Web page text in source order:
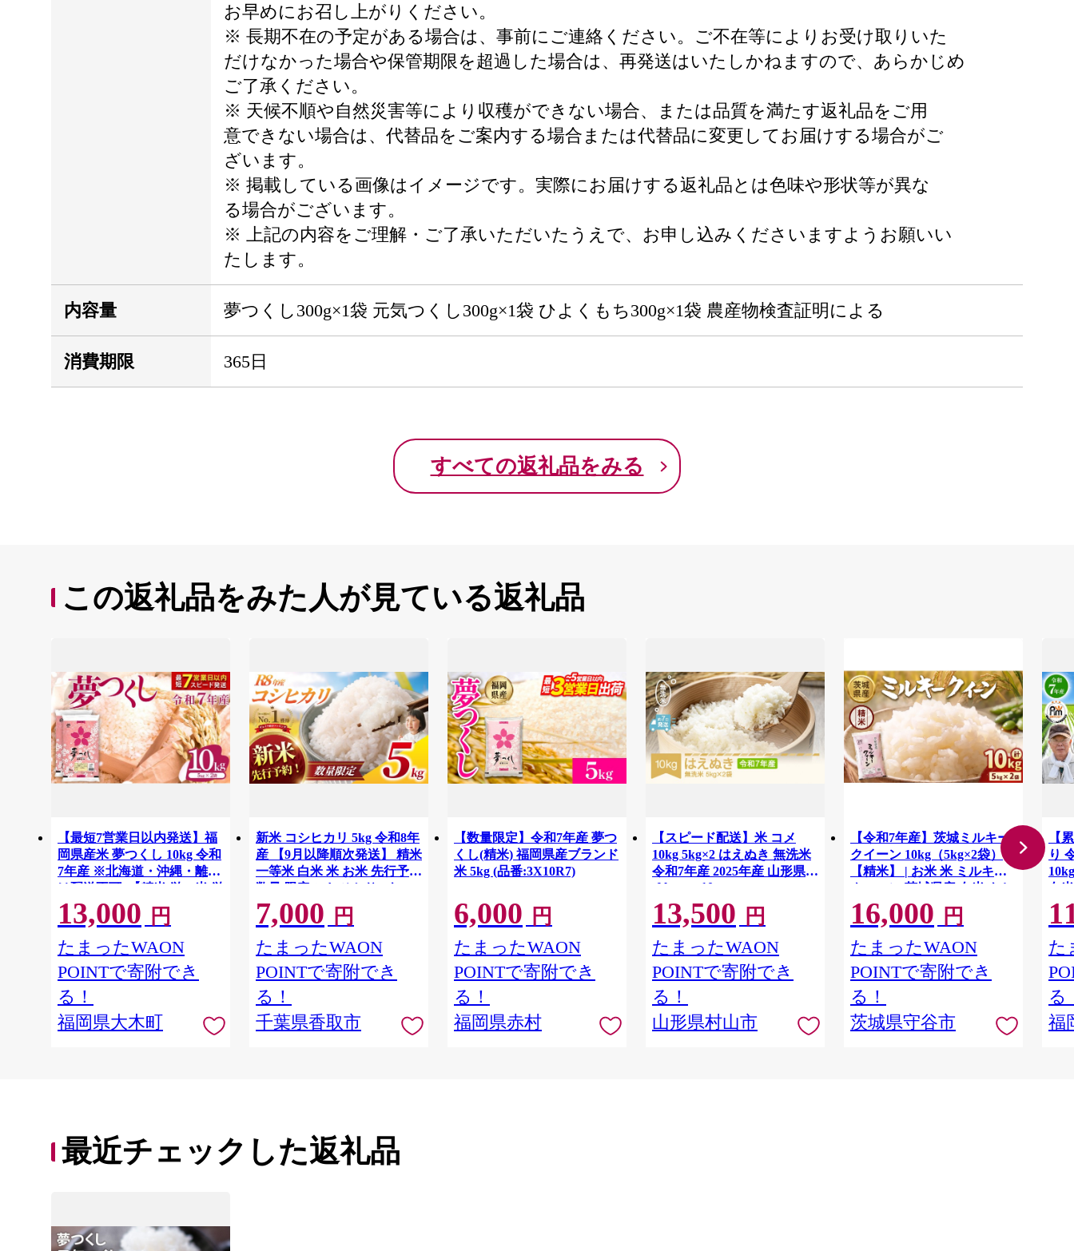
お早めにお召し上がりください。
※ 長期不在の予定がある場合は、事前にご連絡ください。ご不在等によりお受け取りいた
だけなかった場合や保管期限を超過した場合は、再発送はいたしかねますので、あらかじめ
ご了承ください。
※ 天候不順や自然災害等により収穫ができない場合、または品質を満たす返礼品をご用
意できない場合は、代替品をご案内する場合または代替品に変更してお届けする場合がご
ざいます。
※ 掲載している画像はイメージです。実際にお届けする返礼品とは色味や形状等が異な
る場合がございます。
※ 上記の内容をご理解・ご了承いただいたうえで、お申し込みくださいますようお願いい
たします。
内容量 夢つくし300g×1袋 元気つくし300g×1袋 ひよくもち300g×1袋 農産物検査証明による
消費期限 365日
すべての返礼品をみる
この返礼品をみた人が見ている返礼品
【最短7営業日以内発送】福
岡県産米 夢つくし 10kg 令和
7年産 ※北海道・沖縄・離島
は配送不可 |【精米 単一米 単
一原料米 7年産 国産 お米 ブ
ランド米 5kg × 2 ゆめつく
し】CY009_01
13,000 円
たまったWAON
POINTで寄附でき
る！
福岡県大木町
新米 コシヒカリ 5kg 令和8年
産 【9月以降順次発送】 精米
一等米 白米 米 お米 先行予約
数量 限定 こしひかり 5キロ
米5kg ごはん こめ コメ はく
まい お米マイスター 厳選 予
約 白飯 ※ okome kome おむ
すび おにぎり 国産 飯 おこめ
取り寄せ 弁当 家計応援 千葉
県産 R8 2026年 産 千葉 千葉
県 香取市
7,000 円
たまったWAON
POINTで寄附でき
る！
千葉県香取市
【数量限定】令和7年産 夢つ
くし(精米) 福岡県産ブランド
米 5kg (品番:3X10R7)
6,000 円
たまったWAON
POINTで寄附でき
る！
福岡県赤村
【スピード配送】米 コメ
10kg 5kg×2 はえぬき 無洗米
令和7年産 2025年産 山形県産
tf-hamxa10
13,500 円
たまったWAON
POINTで寄附でき
る！
山形県村山市
【令和7年産】茨城ミルキー
クイーン 10kg（5kg×2袋）
【精米】 | お米 米 ミルキー
クィーン 茨城県産 白米 もち
もち お弁当 おにぎり
16,000 円
たまったWAON
POINTで寄附でき
る！
茨城県守谷市
【
り
白
ご
さ
番
た
る
福
最近チェックした返礼品